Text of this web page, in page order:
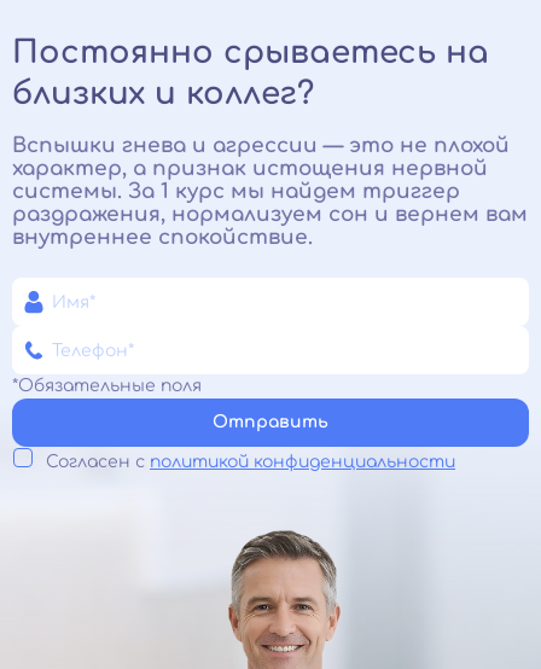
Постоянно срываетесь на
близких и коллег?
Вспышки гнева и агрессии — это не плохой
характер, а признак истощения нервной
системы. За 1 курс мы найдем триггер
раздражения, нормализуем сон и вернем вам
внутреннее спокойствие.
*Обязательные поля
Отправить
Согласен с политикой конфиденциальности